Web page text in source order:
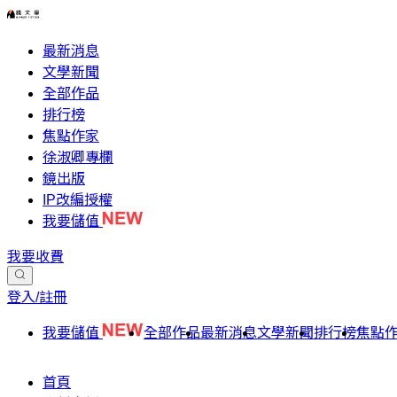
最新消息
文學新聞
全部作品
排行榜
焦點作家
徐淑卿專欄
鏡出版
IP改編授權
我要儲值
我要收費
登入/註冊
我要儲值 全部作品最新消息文學新聞排行榜焦點
首頁